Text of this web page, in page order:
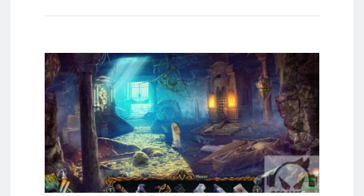
Мобильное
Культовые
игры